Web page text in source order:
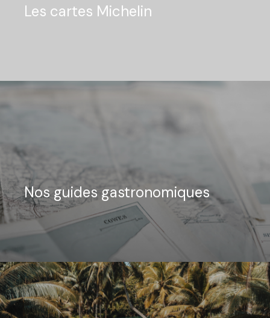
Les cartes Michelin
Nos guides gastronomiques